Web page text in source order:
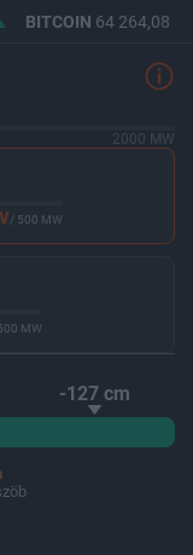
BITCOIN 64 264,08
2000 MW
/ 500 MW
MW
-127 cm